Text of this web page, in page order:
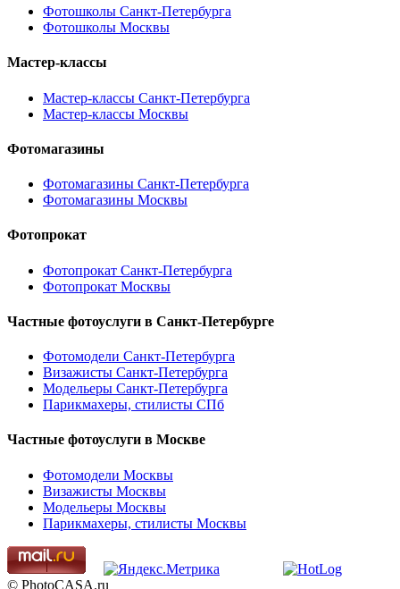
Фотошколы Санкт-Петербурга
Фотошколы Москвы
Мастер-классы
Мастер-классы Санкт-Петербурга
Мастер-классы Москвы
Фотомагазины
Фотомагазины Санкт-Петербурга
Фотомагазины Москвы
Фотопрокат
Фотопрокат Санкт-Петербурга
Фотопрокат Москвы
Частные фотоуслуги в Санкт-Петербурге
Фотомодели Санкт-Петербурга
Визажисты Санкт-Петербурга
Модельеры Санкт-Петербурга
Парикмахеры, стилисты СПб
Частные фотоуслуги в Москве
Фотомодели Москвы
Визажисты Москвы
Модельеры Москвы
Парикмахеры, стилисты Москвы
© PhotoCASA.ru